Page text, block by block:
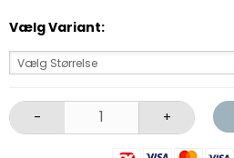
Vælg Variant:
Vælg Størrelse
- +